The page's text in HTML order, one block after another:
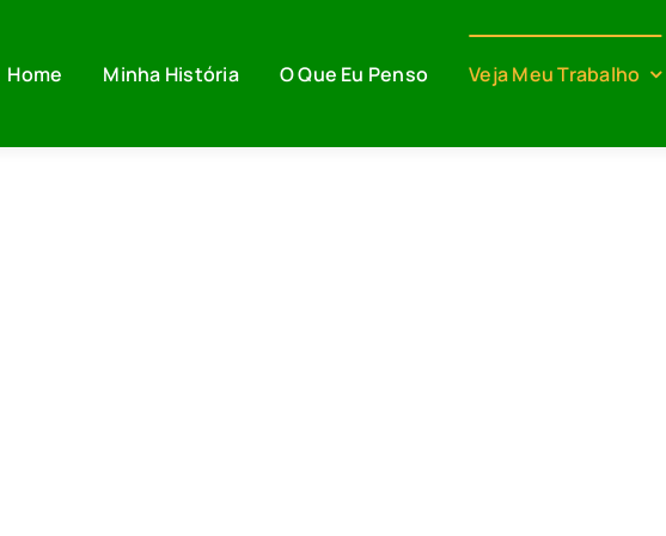
Home Minha História O Que Eu Penso Veja Meu Trabalho